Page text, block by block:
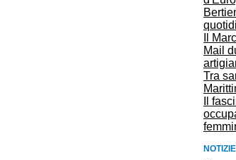
Il
Mail
Tra
Il